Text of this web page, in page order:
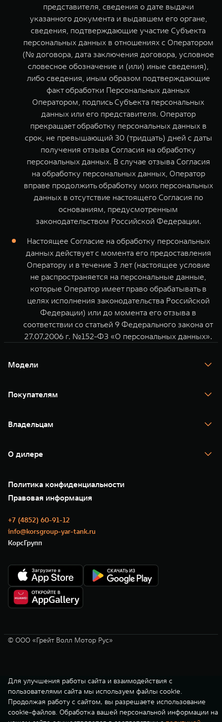
представителя, сведения о дате выдачи
указанного документа и выдавшем его органе,
сведения, подтверждающие участие Субъекта
персональных данных в отношениях с Оператором
(№ договора, дата заключения договора, условное
словесное обозначение и (или) иные сведения),
либо сведения, иным образом подтверждающие
факт обработки Персональных данных
Оператором, подпись Субъекта персональных
данных или его представителя. Оператор
прекращает обработку персональных данных в
срок, не превышающий 30 (тридцать) дней с даты
получения отзыва Согласия на обработку
персональных данных. В случае отзыва Согласия
на обработку персональных данных, Оператор
вправе продолжить обработку моих персональных
данных в отсутствие настоящего Согласия по
основаниям, предусмотренным
законодательством Российской Федерации.
Настоящее Согласие на обработку персональных
данных действует с момента его предоставления
Оператору и в течение 3 лет (настоящее условие
не распространяется на персональные данные,
которые Оператор имеет право обрабатывать в
целях исполнения законодательства Российской
Федерации) или до момента его отзыва в
соответствии со статьей 9 Федерального закона от
27.07.2006 г. №152-ФЗ «О персональных данных».
Модели
TANK 400
TANK 500
Покупателям
Тест-драйв
TANK Финансы
Корпоративным клиентам
Зарядные станции
Владельцам
Помощь на дороге
Новые цифровые сервисы TANK
Сервис
Нулевое ТО
Моторные масла
О дилере
35 лет GWM
GWM ТЕХ ДЕНЬ
Новости
Политика конфиденциальности
Правовая информация
+7 (4852) 60-91-12
info@korsgroup-yar-tank.ru
КорсГрупп
© ООО «Грейт Волл Мотор Рус»
Для улучшения работы сайта и взаимодействия с
пользователями сайта мы используем файлы cookie.
Продолжая работу с сайтом, вы разрешаете использование
cookie-файлов. Обработка вашей персональной информации на